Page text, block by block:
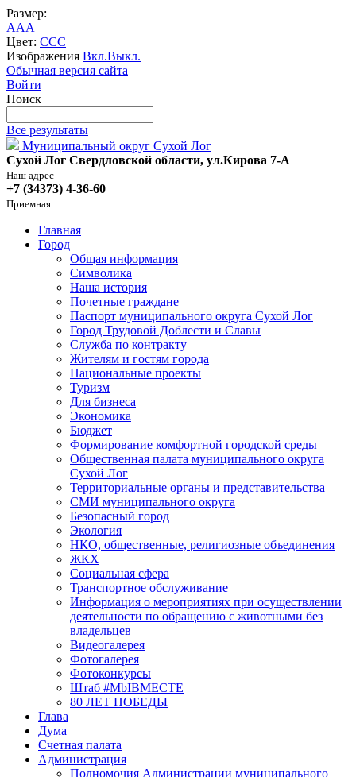
Размер:
AAA
Цвет: CCC
Изображения Вкл.Выкл.
Обычная версия сайта
Войти
Поиск
Все результаты
Муниципальный округ Сухой Лог
Сухой Лог Свердловской области, ул.Кирова 7-А
Наш адрес
+7 (34373) 4-36-60
Приемная
Главная
Город
Общая информация
Символика
Наша история
Почетные граждане
Паспорт муниципального округа Сухой Лог
Город Трудовой Доблести и Славы
Служба по контракту
Жителям и гостям города
Национальные проекты
Туризм
Для бизнеса
Экономика
Бюджет
Формирование комфортной городской среды
Общественная палата муниципального округа
Сухой Лог
Территориальные органы и представительства
СМИ муниципального округа
Безопасный город
Экология
НКО, общественные, религиозные объединения
ЖКХ
Социальная сфера
Транспортное обслуживание
Информация о мероприятиях при осуществлении
деятельности по обращению с животными без
владельцев
Видеогалерея
Фотогалерея
Фотоконкурсы
Штаб #MbIBMECTE
80 ЛЕТ ПОБЕДЫ
Глава
Дума
Счетная палата
Администрация
Полномочия Администрации муниципального